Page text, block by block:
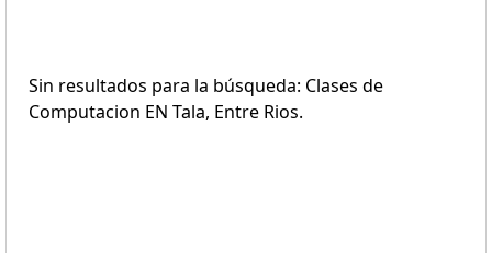
Sin resultados para la búsqueda: Clases de
Computacion EN Tala, Entre Rios.